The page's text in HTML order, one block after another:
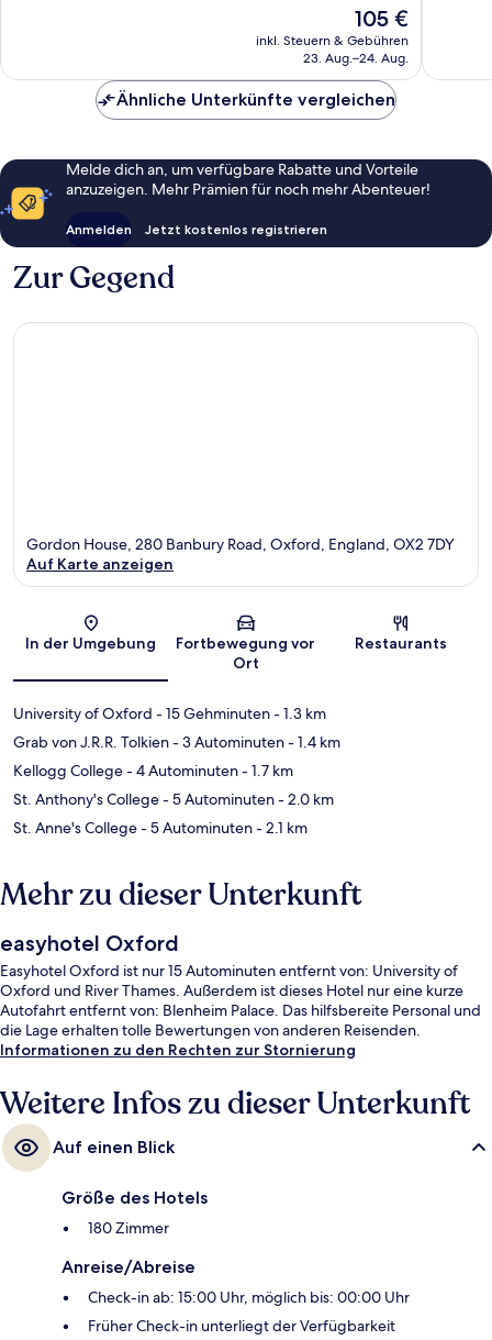
Der
Preis
beträgt
105 €
inkl. Steuern & Gebühren
23. Aug.–24. Aug.
Ähnliche Unterkünfte vergleichen
Melde dich an, um verfügbare Rabatte und Vorteile
anzuzeigen. Mehr Prämien für noch mehr Abenteuer!
Anmelden Jetzt kostenlos registrieren
Zur Gegend
Karte
Gordon House, 280 Banbury Road, Oxford, England, OX2 7DY
Auf Karte anzeigen
In der Umgebung
Fortbewegung vor
Ort
Restaurants
University of Oxford - 15 Gehminuten- 1.3 km
Grab von J.R.R. Tolkien- 3 Autominuten- 1.4 km
Kellogg College- 4 Autominuten- 1.7 km
St. Anthony's College- 5 Autominuten- 2.0 km
St. Anne's College- 5 Autominuten- 2.1 km
Mehr zu dieser Unterkunft
easyhotel Oxford
Easyhotel Oxford ist nur 15 Autominuten entfernt von: University of
Oxford und River Thames. Außerdem ist dieses Hotel nur eine kurze
Autofahrt entfernt von: Blenheim Palace. Das hilfsbereite Personal und
die Lage erhalten tolle Bewertungen von anderen Reisenden.
Informationen zu den Rechten zur Stornierung
Weitere Infos zu dieser Unterkunft
Auf einen Blick
Größe des Hotels
180 Zimmer
Anreise/Abreise
Check-in ab: 15:00 Uhr, möglich bis: 00:00 Uhr
Früher Check-in unterliegt der Verfügbarkeit